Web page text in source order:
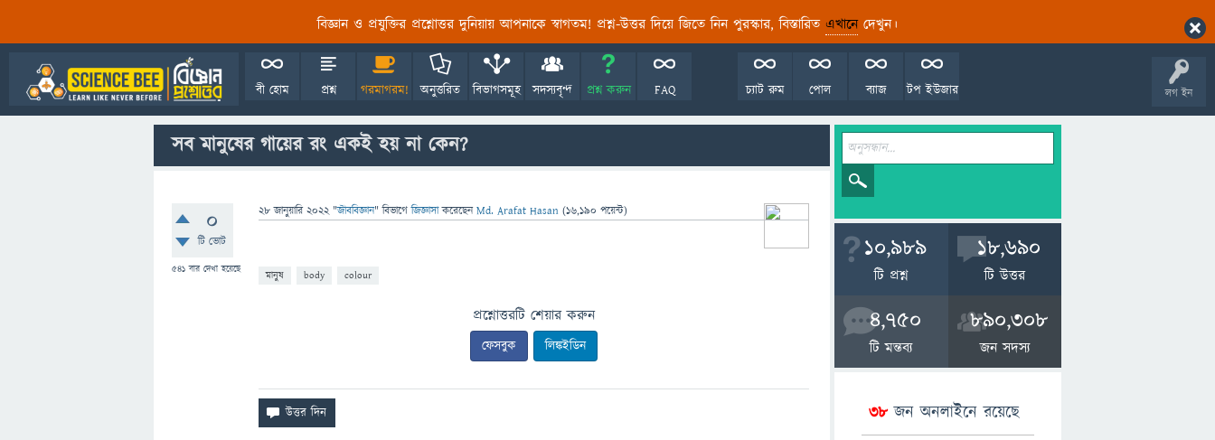
বিজ্ঞান ও প্রযুক্তির প্রশ্নোত্তর দুনিয়ায় আপনাকে স্বাগতম! প্রশ্ন-উত্তর দিয়ে জিতে নিন পুরস্কার, বিস্তারিত এখানেদেখুন।
লগ ইন
বী হোম প্রশ্ন গরমাগরম! অনুত্তরিত বিভাগসমূহ সদস্যবৃন্দ প্রশ্ন করুন FAQ টপ ইউজার
ব্যাজ
পোল
চ্যাট রুম
সব মানুষের গায়ের রং একই হয় না কেন?
0
টি ভোট
541 বার দেখা হয়েছে
28 জানুয়ারি 2022 "জীববিজ্ঞান" বিভাগে জিজ্ঞাসাকরেছেনMd. Arafat Hasan (16,190 পয়েন্ট)
মানুষ body colour
প্রশ্নোত্তরটি শেয়ার করুন
ফেসবুক লিঙ্কইডিন
10,989
টি প্রশ্ন
18,690
টি উত্তর
4,750
টি মন্তব্য
890,308
জন সদস্য
38জন অনলাইনে রয়েছে